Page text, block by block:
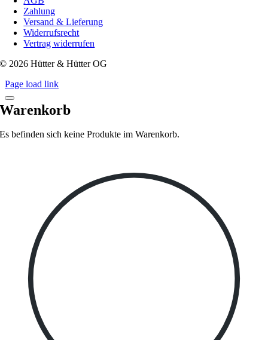
Zahlung
Versand & Lieferung
Widerrufsrecht
Vertrag widerrufen
© 2026 Hütter & Hütter OG
Page load link
Warenkorb
Es befinden sich keine Produkte im Warenkorb.